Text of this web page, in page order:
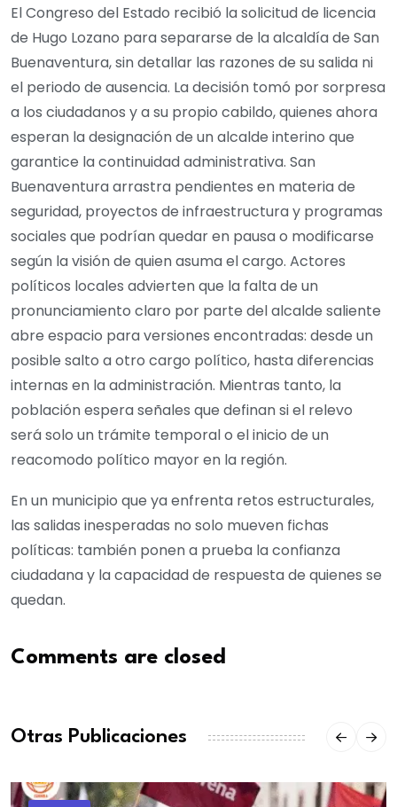
El Congreso del Estado recibió la solicitud de licencia
de Hugo Lozano para separarse de la alcaldía de San
Buenaventura, sin detallar las razones de su salida ni
el periodo de ausencia. La decisión tomó por sorpresa
a los ciudadanos y a su propio cabildo, quienes ahora
esperan la designación de un alcalde interino que
garantice la continuidad administrativa. San
Buenaventura arrastra pendientes en materia de
seguridad, proyectos de infraestructura y programas
sociales que podrían quedar en pausa o modificarse
según la visión de quien asuma el cargo. Actores
políticos locales advierten que la falta de un
pronunciamiento claro por parte del alcalde saliente
abre espacio para versiones encontradas: desde un
posible salto a otro cargo político, hasta diferencias
internas en la administración. Mientras tanto, la
población espera señales que definan si el relevo
será solo un trámite temporal o el inicio de un
reacomodo político mayor en la región.
En un municipio que ya enfrenta retos estructurales,
las salidas inesperadas no solo mueven fichas
políticas: también ponen a prueba la confianza
ciudadana y la capacidad de respuesta de quienes se
quedan.
Comments are closed
Otras Publicaciones